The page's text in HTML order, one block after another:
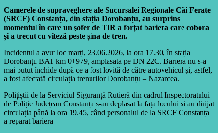
Camerele de supraveghere ale Sucursalei Regionale Căi Ferate
(SRCF) Constanța, din stația Dorobanțu, au surprins
momentul în care un şofer de TIR a forțat bariera care cobora
și a trecut cu viteză peste șina de tren.
Incidentul a avut loc marți, 23.06.2026, la ora 17.30, în stația
Dorobanțu BAT km 0+979, amplasată pe DN 22C. Bariera nu s-a
mai putut închide după ce a fost lovită de către autovehicul și, astfel,
a fost afectată circulația trenurilor Dorobanțu – Nazarcea.
Polițiștii de la Serviciul Siguranță Rutieră din cadrul Inspectoratului
de Poliție Județean Constanța s-au deplasat la fața locului și au dirijat
circulația până la ora 19.45, când personalul de la SRCF Constanța
a reparat bariera.